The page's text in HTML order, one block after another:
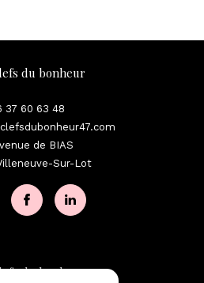
du bonheur
37 60 63 48
de BIAS
Villeneuve-Sur-Lot
du bonheur